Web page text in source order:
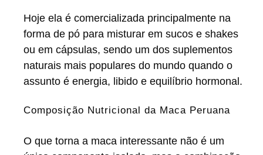
Hoje ela é comercializada principalmente na
forma de pó para misturar em sucos e shakes
ou em cápsulas, sendo um dos suplementos
naturais mais populares do mundo quando o
assunto é energia, libido e equilíbrio hormonal.
Composição Nutricional da Maca Peruana
O que torna a maca interessante não é um